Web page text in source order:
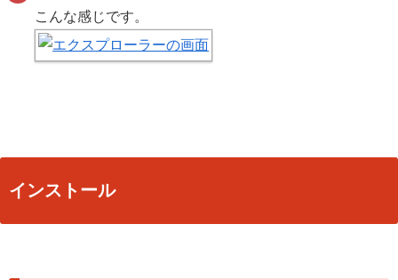
こんな感じです。
インストール